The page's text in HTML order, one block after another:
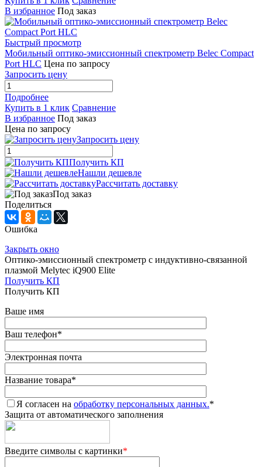
В избранное Под заказ
Быстрый просмотр
Мобильный оптико-эмиссионный спектрометр Belec Compact
Port HLC Цена по запросу
Запросить цену
Подробнее
Купить в 1 клик Сравнение
В избранное Под заказ
Цена по запросу
Запросить цену
Получить КП
Нашли дешевле
Рассчитать доставку
Под заказ
Поделиться
Ошибка
Закрыть окно
Оптико-эмиссионный спектрометр с индуктивно-связанной
плазмой Melytec iQ900 Elite
Получить КП
Получить КП
Ваше имя
Ваш телефон*
Электронная почта
Название товара*
Я согласен на обработку персональных данных.*
Защита от автоматического заполнения
Введите символы с картинки*